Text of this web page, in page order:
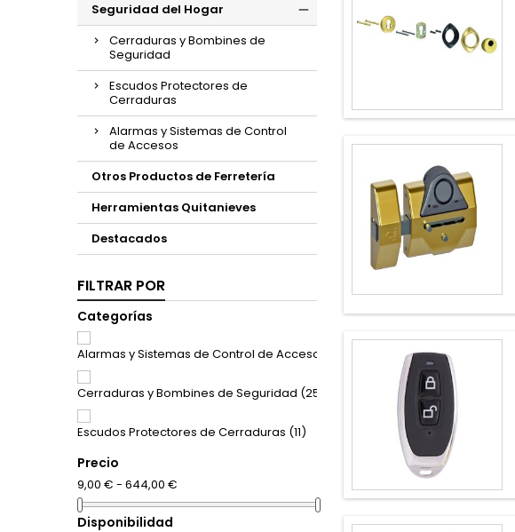
Seguridad del Hogar
Cerraduras y Bombines de
Seguridad
Escudos Protectores de
Cerraduras
Alarmas y Sistemas de Control
de Accesos
Otros Productos de Ferretería
Herramientas Quitanieves
Destacados
FILTRAR POR
Categorías
Alarmas y Sistemas de Control de Accesos
Cerraduras y Bombines de Seguridad (25)
Escudos Protectores de Cerraduras (11)
Precio
9,00 € - 644,00 €
Disponibilidad